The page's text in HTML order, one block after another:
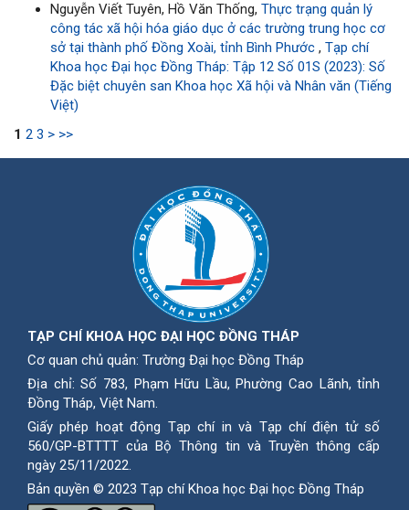
Nguyễn Viết Tuyên, Hồ Văn Thống, Thực trạng quản lý
công tác xã hội hóa giáo dục ở các trường trung học cơ
sở tại thành phố Đồng Xoài, tỉnh Bình Phước , Tạp chí
Khoa học Đại học Đồng Tháp: Tập 12 Số 01S (2023): Số
Đặc biệt chuyên san Khoa học Xã hội và Nhân văn (Tiếng
Việt)
1 2 3 > >>
TẠP CHÍ KHOA HỌC ĐẠI HỌC ĐỒNG THÁP
Cơ quan chủ quản: Trường Đại học Đồng Tháp
Địa chỉ: Số 783, Phạm Hữu Lầu, Phường Cao Lãnh, tỉnh
Ðồng Tháp, Việt Nam.
Giấy phép hoạt động Tạp chí in và Tạp chí điện tử số
560/GP-BTTTT của Bộ Thông tin và Truyền thông cấp
ngày 25/11/2022.
Bản quyền © 2023 Tạp chí Khoa học Đại học Đồng Tháp